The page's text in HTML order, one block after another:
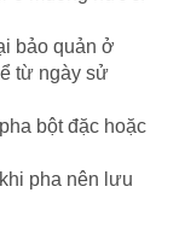
bảo quản ở
từ ngày sử
bột đặc hoặc
pha nên lưu